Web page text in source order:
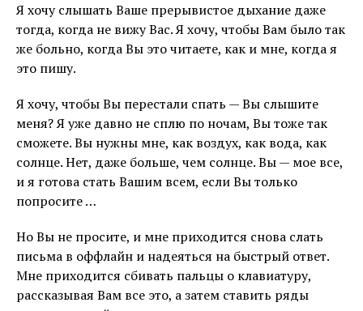
Я хочу слышать Ваше прерывистое дыхание даже
тогда, когда не вижу Вас. Я хочу, чтобы Вам было так
же больно, когда Вы это читаете, как и мне, когда я
это пишу.
Я хочу, чтобы Вы перестали спать — Вы слышите
меня? Я уже давно не сплю по ночам, Вы тоже так
сможете. Вы нужны мне, как воздух, как вода, как
солнце. Нет, даже больше, чем солнце. Вы — мое все,
и я готова стать Вашим всем, если Вы только
попросите …
Но Вы не просите, и мне приходится снова слать
письма в оффлайн и надеяться на быстрый ответ.
Мне приходится сбивать пальцы о клавиатуру,
рассказывая Вам все это, а затем ставить ряды